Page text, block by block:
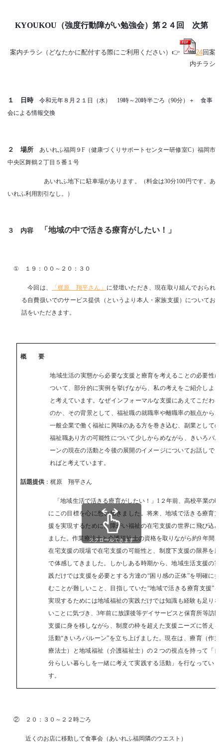
KYOUKOU （強度行動障がい勉強会）第２４回 次第
案内チラシ（どなたかに配付する際にご利用ください）👉 24回案
内チラシ
１ 日時 令和元年８月２１日（水） 19時～20時半ごろ（90分）＋ 食事
会による情報交換
２ 場所 あいれふ福岡９F（健康づくりサポートセンター研修室C）福岡市
中央区舞鶴２丁目５番１号
あいれふ地下に駐車場があります。（料金は30分100円です。あ
いれふ利用割引なし。）
３ 内容 「地域の中で活きる療育がしたい！」
① １９：００～２０：３０
今回は、 「梶原 翔平さん」 に登壇いただき、現在取り組んでおられ
る自費扱いでのサービス提供（というより本人・家族支援）についてお
話をいただきます。
概 要
地域⽣活の実態から必要な⽀援と療育を考えることの必要性に
ついて、部分的に実例を挙げながら、私の考えをご紹介しよう
と考えています。なぜインフォーマルな⽀援にあえてこだわる
のか、その背景として、福祉職の就職率や離職率の観点から、
⼀般企業で働く福祉に興味のある⽅を巻き込む、副業としての
福祉職あり⽅の可能性について少しからめながら、きいろバル
ーンの現在の活動と今後の展開のイメージについてお話しでき
ればと考えています。
話題提供：梶原 翔平さん
「地域⽣活で活きる療育がしたい！」1２年前、⾼校卒業の時
にこの⽬標を⼼に想い描きました。将来、地域で活きる療育⽀
援を実現するために、障がい福祉の在宅⽀援の世界に⾶び込み
ました。作業療法⼠と介護福祉⼠の資格を取りながら約9 年間、
在宅⽀援の現場で在宅⽀援の可能性と、制度下⽀援の限界を肌
で体感してきました。しかしある時期から、地域⽣活⽀援の実
践だけでは⽀援を必要とする⽅達の“困り感の正体”を明確に掴
むことが難しいこと、⽬指していた“地域で活きる療育⽀援”を
実現するためには地域福祉の実践だけでは知識も経験も⾜りな
いことに気づき、3年前に放課後等デイサービスと保育所等訪問
⽀援に⾝を移しながら、制度の枠を超えた⽀援ニーズに答える
活動“きいろバルーン”を⽴ち上げました。現在は、療育（作業
療法⼠）と地域福祉（介護福祉⼠）の２つの視点を持って「⾃
分らしい暮らしを⼀緒に考えて実践する活動」を⾏なっていま
す。
スクロールできます
② ２０：３０～２２時ごろ
近くのお店に移動して食事会（あいれふ福岡隣のウエスト）